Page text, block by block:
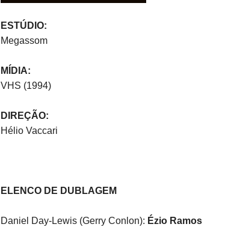
ESTÚDIO:
Megassom
MÍDIA:
VHS (1994)
DIREÇÃO:
Hélio Vaccari
ELENCO DE DUBLAGEM
Daniel Day-Lewis (Gerry Conlon): Ézio Ramos